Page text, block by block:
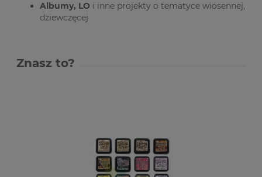
Albumy, LO i inne projekty o tematyce wiosennej,
dziewczęcej
Znasz to?